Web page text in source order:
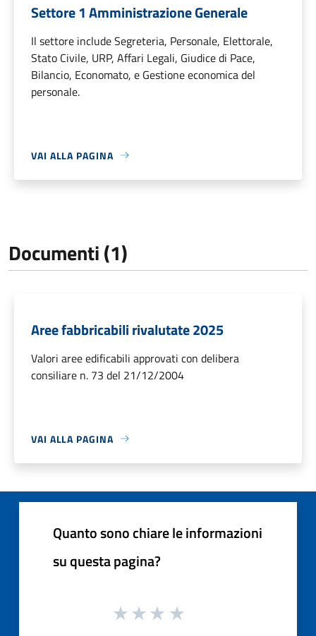
Settore 1 Amministrazione Generale
Il settore include Segreteria, Personale, Elettorale,
Stato Civile, URP, Affari Legali, Giudice di Pace,
Bilancio, Economato, e Gestione economica del
personale.
VAI ALLA PAGINA
Documenti (1)
Aree fabbricabili rivalutate 2025
Valori aree edificabili approvati con delibera
consiliare n. 73 del 21/12/2004
VAI ALLA PAGINA
Quanto sono chiare le informazioni
su questa pagina?